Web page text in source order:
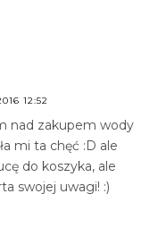
12:52
nad zakupem wody
mi ta chęć :D ale
do koszyka, ale
swojej uwagi! :)